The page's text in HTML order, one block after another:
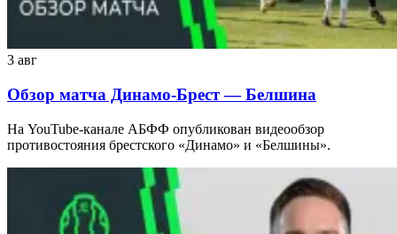
3 авг
Обзор матча Динамо-Брест — Белшина
На YouTube-канале АБФФ опубликован видеообзор
противостояния брестского «Динамо» и «Белшины».